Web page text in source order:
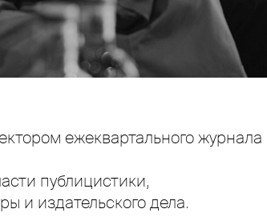
ежеквартального журнала
публицистики,
и издательского дела.